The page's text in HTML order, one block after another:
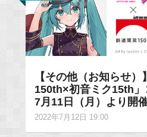
【その他（お知らせ）
150th×初音ミク15th
7月11日（月）より開
2022年7月12日 19:00